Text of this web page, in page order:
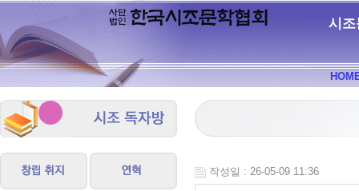
시조
작성일 : 26-05-09 11:36